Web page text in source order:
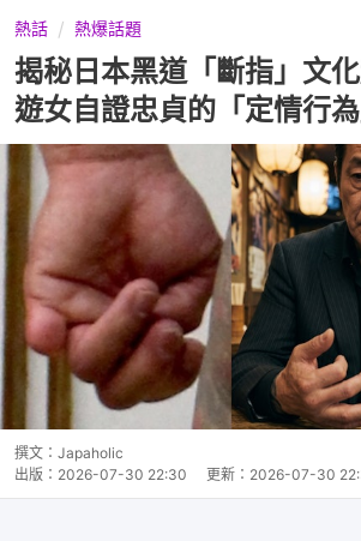
熱話 熱爆話題
揭秘日本黑道「斷指」文
遊女自證忠貞的「定情行為
撰文： Japaholic
出版： 2026-07-30 22:30 更新： 2026-07-30